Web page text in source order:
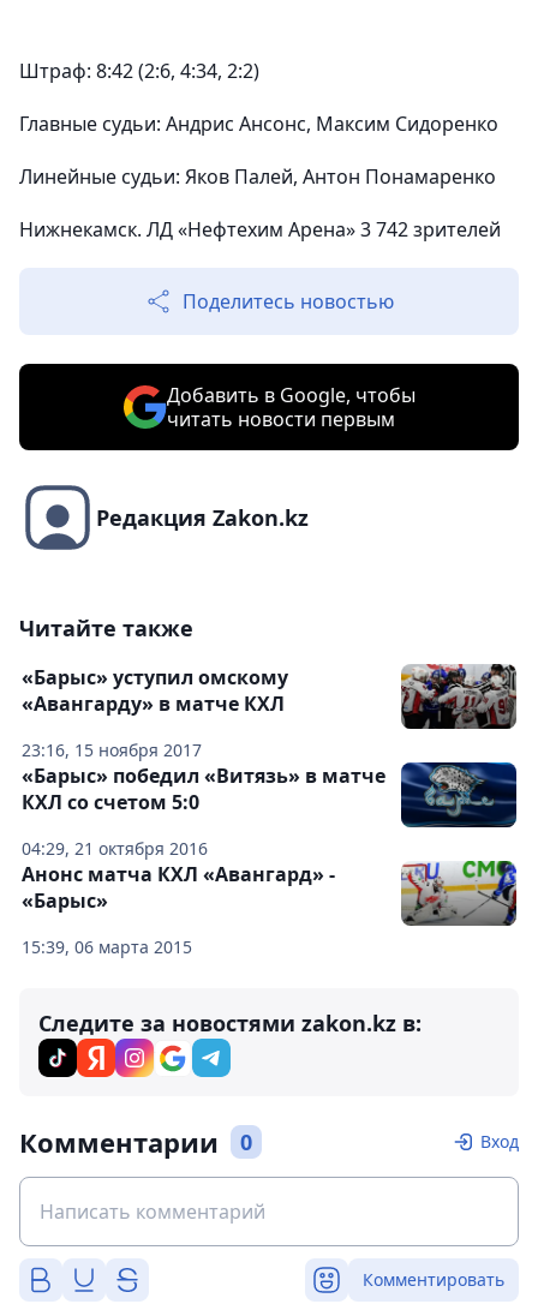
Штраф: 8:42 (2:6, 4:34, 2:2)
Главные судьи: Андрис Ансонс, Максим Сидоренко
Линейные судьи: Яков Палей, Антон Понамаренко
Нижнекамск. ЛД «Нефтехим Арена» 3 742 зрителей
Поделитесь новостью
Добавить в Google, чтобы
читать новости первым
Редакция Zakon.kz
Читайте также
23:16, 15 ноября 2017
«Барыс» уступил омскому
«Авангарду» в матче КХЛ
04:29, 21 октября 2016
«Барыс» победил «Витязь» в матче
КХЛ со счетом 5:0
15:39, 06 марта 2015
Анонс матча КХЛ «Авангард» -
«Барыс»
Следите за новостями zakon.kz в:
Комментарии 0 Вход
Комментировать